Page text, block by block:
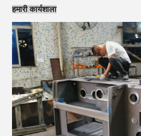
हमारी कार्यशाला